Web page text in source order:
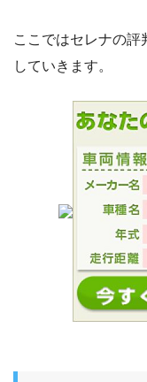
ここではセレナの評
していきます。